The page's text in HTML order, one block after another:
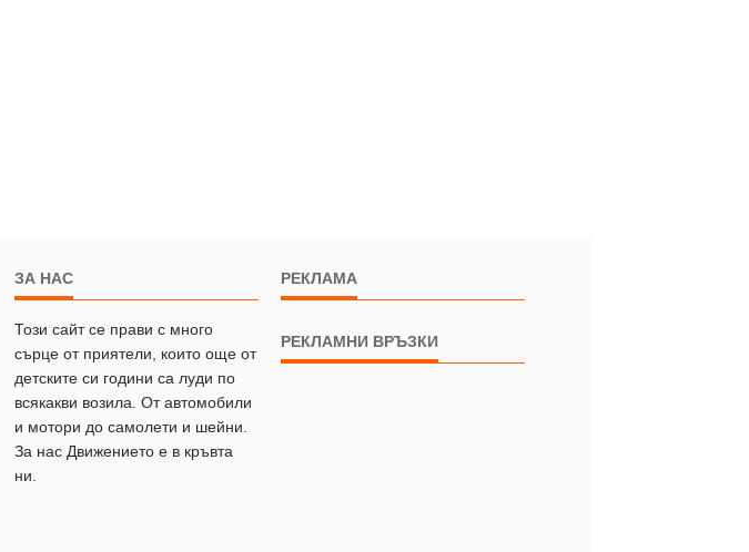
ЗА НАС
Този сайт се прави с много
сърце от приятели, които още от
детските си години са луди по
всякакви возила. От автомобили
и мотори до самолети и шейни.
За нас Движението е в кръвта
ни.
РЕКЛАМА
РЕКЛАМНИ ВРЪЗКИ